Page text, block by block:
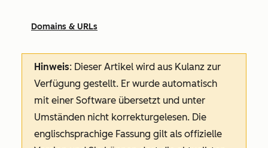
Domains & URLs
Hinweis: Dieser Artikel wird aus Kulanz zur
Verfügung gestellt. Er wurde automatisch
mit einer Software übersetzt und unter
Umständen nicht korrekturgelesen. Die
englischsprachige Fassung gilt als offizielle